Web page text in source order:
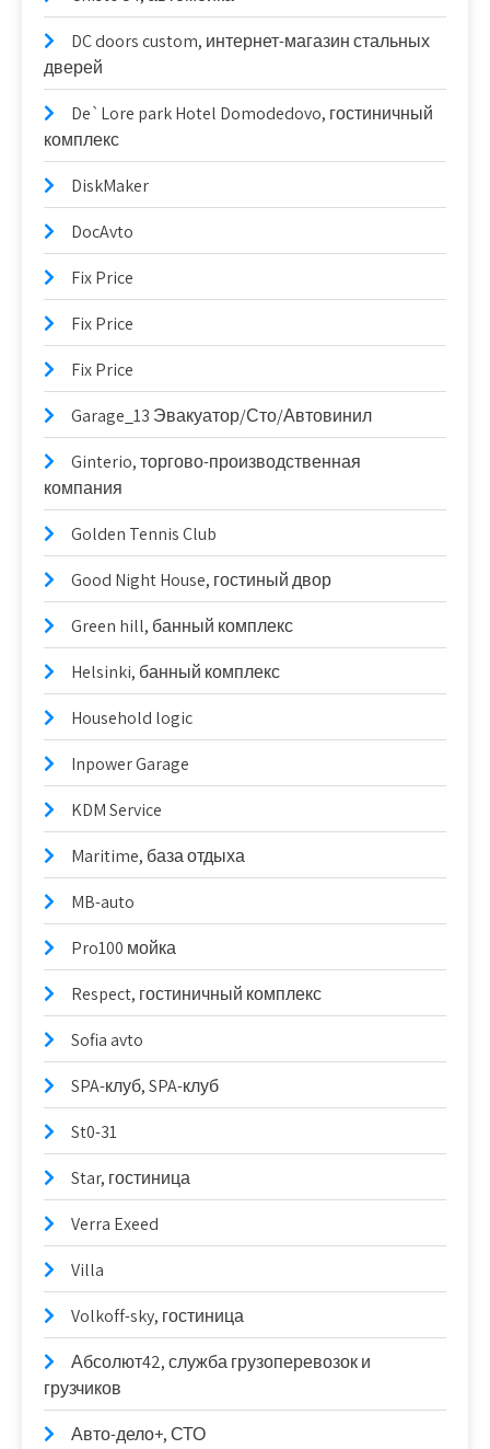
DC doors custom, интернет-магазин стальных
дверей
De`Lore park Hotel Domodedovo, гостиничный
комплекс
DiskMaker
DocAvto
Fix Price
Fix Price
Fix Price
Garage_13 Эвакуатор/Сто/Автовинил
Ginterio, торгово-производственная
компания
Golden Tennis Club
Good Night House, гостиный двор
Green hill, банный комплекс
Helsinki, банный комплекс
Household logic
Inpower Garage
KDM Service
Maritime, база отдыха
MB-auto
Pro100 мойка
Respect, гостиничный комплекс
Sofia avto
SPA-клуб, SPA-клуб
St0-31
Star, гостиница
Verra Exeed
Villa
Volkoff-sky, гостиница
Абсолют42, служба грузоперевозок и
грузчиков
Авто-дело+, СТО